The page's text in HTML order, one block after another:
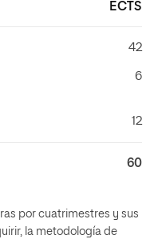
ECTS
42
6
12
60
por cuatrimestres y sus
la metodología de